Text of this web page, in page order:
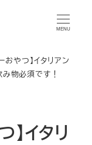
MENU
おやつ】イタリアン
物必須です！
】イタリ